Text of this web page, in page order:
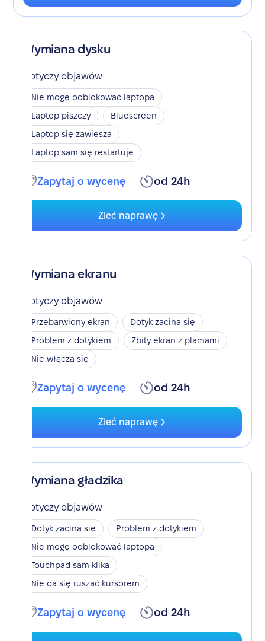
Wymiana dysku
Dotyczy objawów
Nie mogę odblokować laptopa
Laptop piszczy
Bluescreen
Laptop się zawiesza
Laptop sam się restartuje
Zapytaj o wycenę od 24h
Zleć naprawę
Wymiana ekranu
Dotyczy objawów
Przebarwiony ekran
Dotyk zacina się
Problem z dotykiem
Zbity ekran z plamami
Nie włącza się
Zapytaj o wycenę od 24h
Zleć naprawę
Wymiana gładzika
Dotyczy objawów
Dotyk zacina się
Problem z dotykiem
Nie mogę odblokować laptopa
Touchpad sam klika
Nie da się ruszać kursorem
Zapytaj o wycenę od 24h